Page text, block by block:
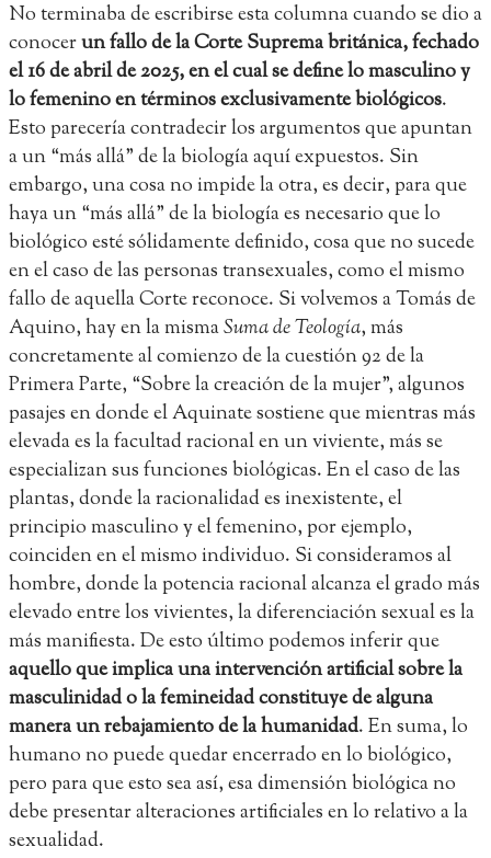
No terminaba de escribirse esta columna cuando se dio a
conocerun fallo de la Corte Suprema británica, fechado
el 16 de abril de 2025, en el cual se define lo masculino y
lo femenino en términos exclusivamente biológicos.
Esto parecería contradecir los argumentos que apuntan
a un “más allá” de la biología aquí expuestos. Sin
embargo, una cosa no impide la otra, es decir, para que
haya un “más allá” de la biología es necesario que lo
biológico esté sólidamente definido, cosa que no sucede
en el caso de las personas transexuales, como el mismo
fallo de aquella Corte reconoce. Si volvemos a Tomás de
Aquino, hay en la mismaSuma de Teología, más
concretamente al comienzo de la cuestión 92 de la
Primera Parte, “Sobre la creación de la mujer”, algunos
pasajes en donde el Aquinate sostiene que mientras más
elevada es la facultad racional en un viviente, más se
especializan sus funciones biológicas. En el caso de las
plantas, donde la racionalidad es inexistente, el
principio masculino y el femenino, por ejemplo,
coinciden en el mismo individuo. Si consideramos al
hombre, donde la potencia racional alcanza el grado más
elevado entre los vivientes, la diferenciación sexual es la
más manifiesta. De esto último podemos inferir que
aquello que implica una intervención artificial sobre la
masculinidad o la femineidad constituye de alguna
manera un rebajamiento de la humanidad. En suma, lo
humano no puede quedar encerrado en lo biológico,
pero para que esto sea así, esa dimensión biológica no
debe presentar alteraciones artificiales en lo relativo a la
sexualidad.